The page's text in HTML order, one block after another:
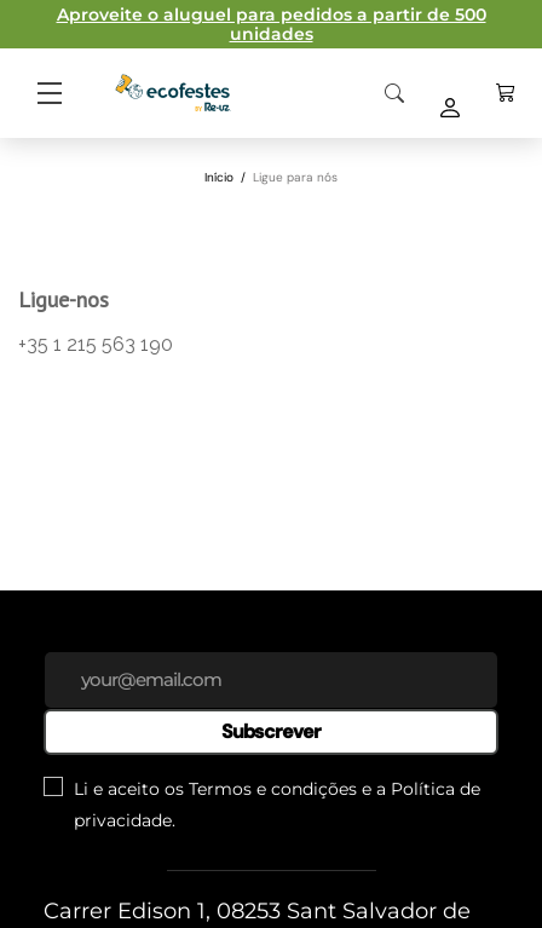
Aproveite o aluguel para pedidos a partir de 500
unidades
Início / Ligue para nós
Ligue-nos
+35 1 215 563 190
Subscrever
Li e aceito os Termos e condições e a Política de
privacidade.
Carrer Edison 1, 08253 Sant Salvador de